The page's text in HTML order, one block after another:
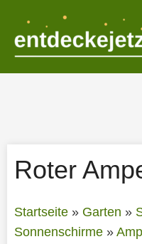
springen
Roter
Startseite» Garten »
Sonnenschirme»